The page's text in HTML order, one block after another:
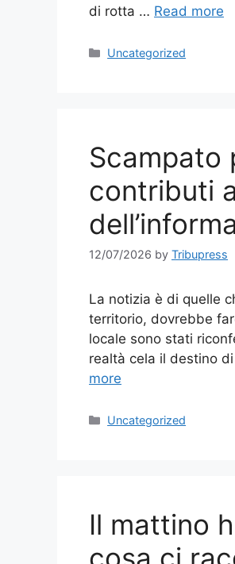
di rotta … Read more
Categories
Uncategorized
Scampato
contributi
12/07/2026 by Tribupress
La notizia è di quelle
territorio, dovrebbe
locale sono stati
realtà cela il destino
more
Categories
Uncategorized
Il mattino